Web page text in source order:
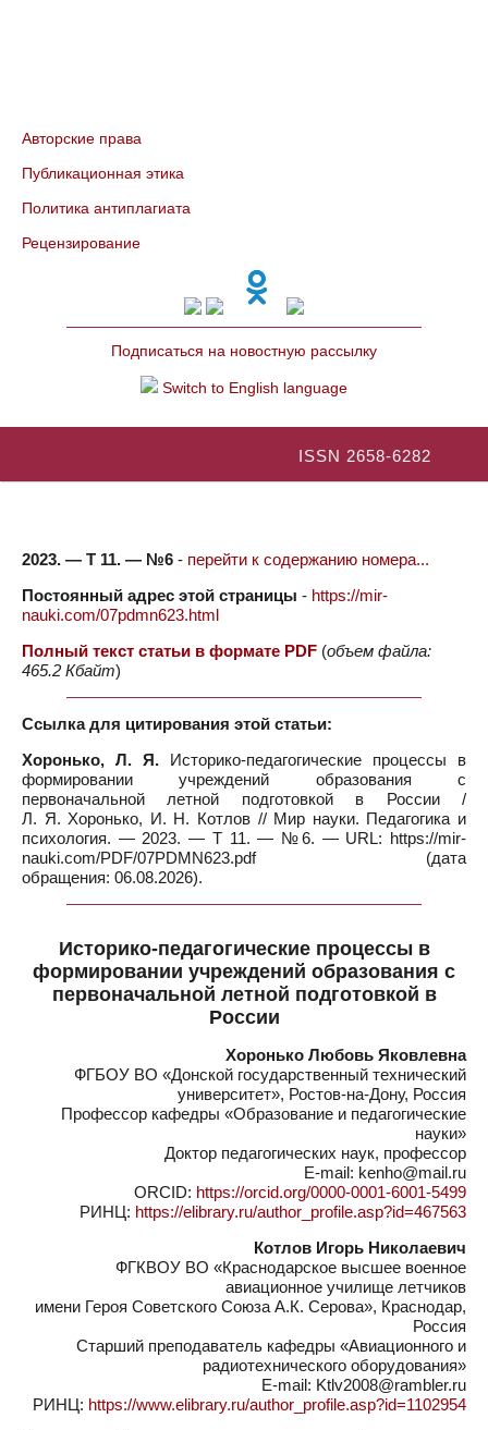
Авторские права
Публикационная этика
Политика антиплагиата
Рецензирование
Подписаться на новостную рассылку
Switch to English language
ISSN 2658-6282
2023. — Т 11. — №6 - перейти к содержанию номера...
Постоянный адрес этой страницы - https://mir-
nauki.com/07pdmn623.html
Полный текст статьи в формате PDF (объем файла:
465.2 Кбайт)
Ссылка для цитирования этой статьи:
Хоронько, Л. Я. Историко-педагогические процессы в
формировании учреждений образования с
первоначальной летной подготовкой в России /
Л. Я. Хоронько, И. Н. Котлов // Мир науки. Педагогика и
психология. — 2023. — Т 11. — №6. — URL: https://mir-
nauki.com/PDF/07PDMN623.pdf (дата
обращения: 06.08.2026).
Историко-педагогические процессы в
формировании учреждений образования с
первоначальной летной подготовкой в
России
Хоронько Любовь Яковлевна
ФГБОУ ВО «Донской государственный технический
университет», Ростов-на-Дону, Россия
Профессор кафедры «Образование и педагогические
науки»
Доктор педагогических наук, профессор
E-mail: kenho@mail.ru
ORCID: https://orcid.org/0000-0001-6001-5499
РИНЦ: https://elibrary.ru/author_profile.asp?id=467563
Котлов Игорь Николаевич
ФГКВОУ ВО «Краснодарское высшее военное
авиационное училище летчиков
имени Героя Советского Союза А.К. Серова», Краснодар,
Россия
Старший преподаватель кафедры «Авиационного и
радиотехнического оборудования»
E-mail: Ktlv2008@rambler.ru
РИНЦ: https://www.elibrary.ru/author_profile.asp?id=1102954